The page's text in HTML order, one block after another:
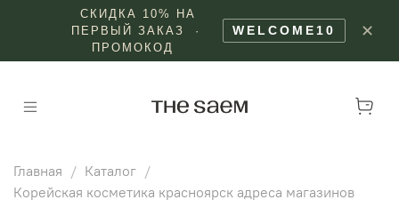
СКИДКА 10% НА
ПЕРВЫЙ ЗАКАЗ ·
ПРОМОКОД
WELCOME10 ✕
Главная
Каталог
Корейская косметика красноярск адреса магазинов